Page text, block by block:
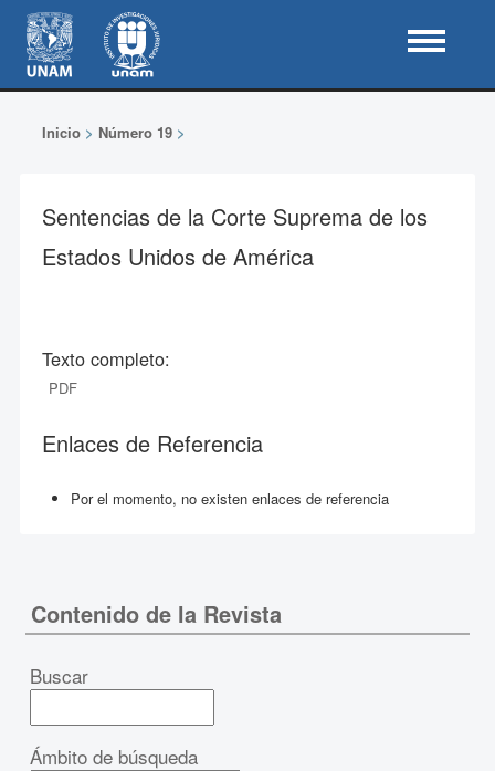
Inicio> Número 19>
Sentencias de la Corte Suprema de los
Estados Unidos de América
Texto completo:
PDF
Enlaces de Referencia
Por el momento, no existen enlaces de referencia
Contenido de la Revista
Buscar
Ámbito de búsqueda